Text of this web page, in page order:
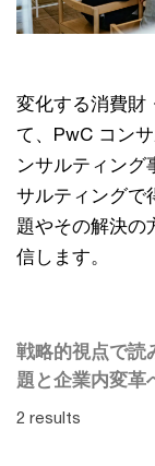
変化する消費財
て、PwC コン
ンサルティング
サルティングで
題やその解決の
信します。
戦略的視点で読
題と企業内変革
2 results